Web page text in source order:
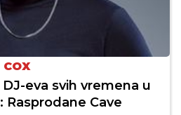
COX
eva svih vremena u
Rasprodane Cave